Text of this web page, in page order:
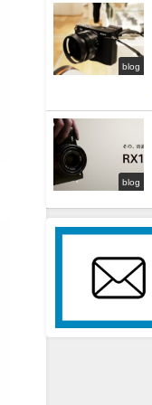
blog
blog